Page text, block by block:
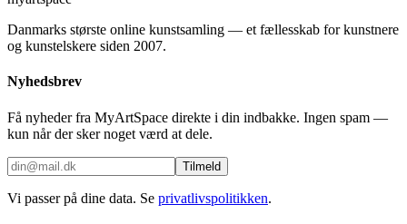
Danmarks største online kunstsamling — et fællesskab for kunstnere
og kunstelskere siden 2007.
Nyhedsbrev
Få nyheder fra MyArtSpace direkte i din indbakke. Ingen spam —
kun når der sker noget værd at dele.
Tilmeld
Vi passer på dine data. Se privatlivspolitikken.